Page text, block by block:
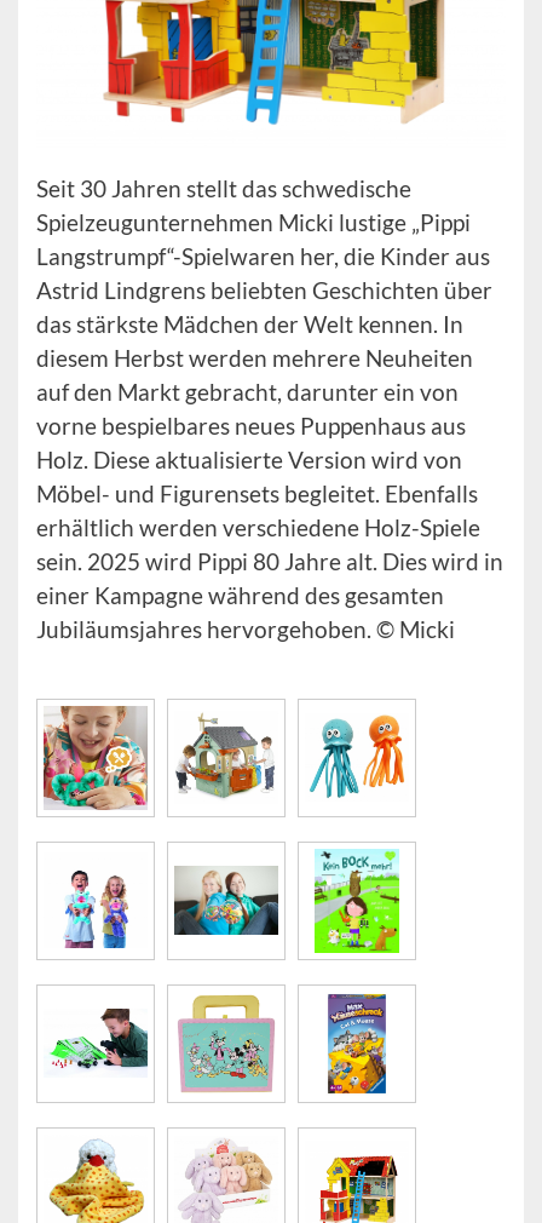
Seit 30 Jahren stellt das schwedische
Spielzeugunternehmen Micki lustige „Pippi
Langstrumpf“-Spielwaren her, die Kinder aus
Astrid Lindgrens beliebten Geschichten über
das stärkste Mädchen der Welt kennen. In
diesem Herbst werden mehrere Neuheiten
auf den Markt gebracht, darunter ein von
vorne bespielbares neues Puppenhaus aus
Holz. Diese aktualisierte Version wird von
Möbel- und Figurensets begleitet. Ebenfalls
erhältlich werden verschiedene Holz-Spiele
sein. 2025 wird Pippi 80 Jahre alt. Dies wird in
einer Kampagne während des gesamten
Jubiläumsjahres hervorgehoben. © Micki